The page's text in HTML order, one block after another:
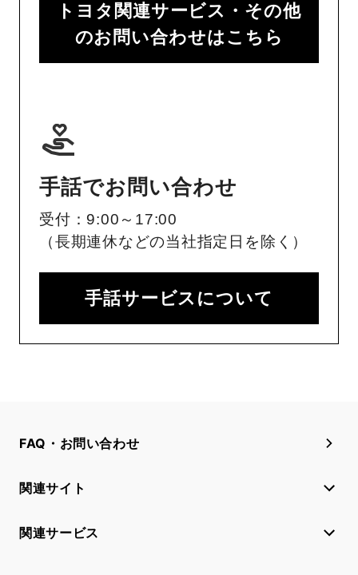
トヨタ関連サービス・その他
のお問い合わせはこちら
手話でお問い合わせ
受付：9:00～17:00
（長期連休などの当社指定日を除く）
手話サービスについて
FAQ・お問い合わせ
関連サイト
関連サービス